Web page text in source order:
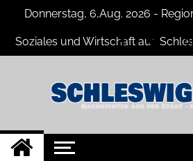
content
Donnerstag, 6,Aug. 2026 -
Soziales und Wirtschaft aus
Schleswig
Neuigkeiten und
Schleswig und